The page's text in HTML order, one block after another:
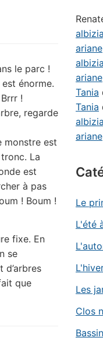
le parc !
énorme.
!
regarde
monstre est
La
est
à pas
! Boum !
fixe. En
se
que
ariane
ariane
Tania
Tania
ariane
Le
L'été
Les
Clos